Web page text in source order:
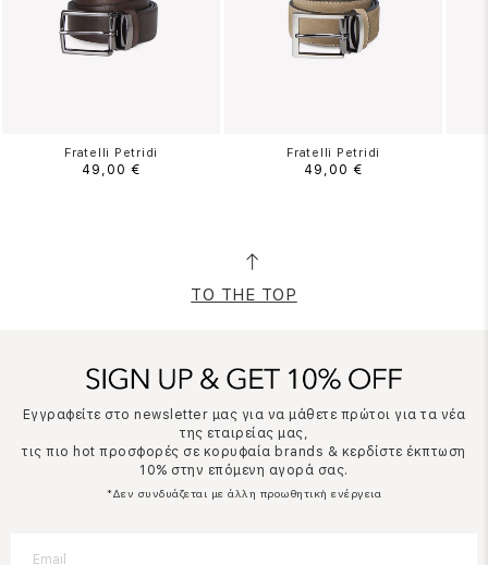
Fratelli Petridi
49,00 €
Fratelli Petridi
49,00 €
TO THE TOP
Εγγραφείτε στο newsletter μας για να μάθετε πρώτοι για τα νέα
της εταιρείας μας,
τις πιο hot προσφορές σε κορυφαία brands & κερδίστε έκπτωση
10% στην επόμενη αγορά σας.
*Δεν συνδυάζεται με άλλη προωθητική ενέργεια